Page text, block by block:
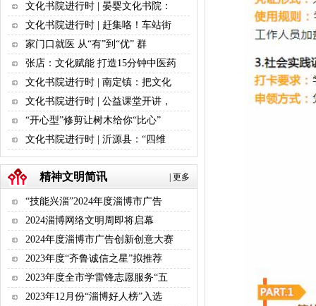
文化书院进行时 | 晏婴文化书院：
文化书院进行时 | 赶集咯！车站街
家门口就医 从“有”到“优” 群
张店：文化赋能 打造15分钟中医药
文化书院进行时 | 南定镇：把文化
文化书院进行时 | 公益课堂开讲，
“开心型”修剪让树木给你“比心”
文化书院进行时 | 沂源县：“四维
更多
精神文明简讯
“技能兴淄”2024年度淄博市广告
2024淄博网络文明周即将启幕
2024年度淄博市广告创新创意大赛
2023年度“齐鲁诚信之星”拟推荐
2023年度全市学雷锋志愿服务“五
2023年12月份“淄博好人榜”入选